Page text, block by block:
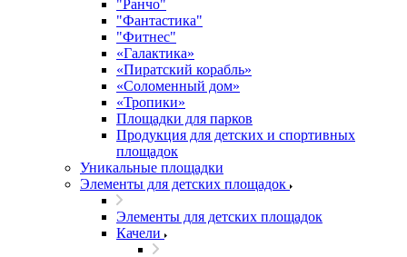
"Ранчо"
"Фантастика"
"Фитнес"
«Галактика»
«Пиратский корабль»
«Соломенный дом»
«Тропики»
Площадки для парков
Продукция для детских и спортивных
площадок
Уникальные площадки
Элементы для детских площадок
Элементы для детских площадок
Качели